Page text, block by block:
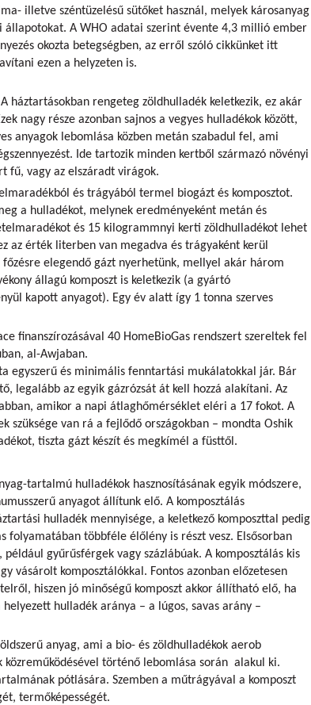
illetve széntüzelésű sütőket használ, melyek károsanyag
állapotokat. A WHO adatai szerint évente 4,3 millió ember
okozta betegségben, az erről szóló cikkünket itt
ezen a helyzeten is.
háztartásokban rengeteg zöldhulladék keletkezik, ez akár
nagy része azonban sajnos a vegyes hulladékok között,
anyagok lebomlása közben metán szabadul fel, ami
Ide tartozik minden kertből származó növényi
fű, vagy az elszáradt virágok.
és trágyából termel biogázt és komposztot.
a hulladékot, melynek eredményeként metán és
és 15 kilogrammnyi kerti zöldhulladékot lehet
az érték literben van megadva és trágyaként kerül
elegendő gázt nyerhetünk, mellyel akár három
állagú komposzt is keletkezik (a gyártó
kapott anyagot). Egy év alatt így 1 tonna szerves
finanszírozásával 40 HomeBioGas rendszert szereltek fel
al-Awjaban.
egyszerű és minimális fenntartási mukálatokkal jár. Bár
legalább az egyik gázrózsát át kell hozzá alakítani. Az
amikor a napi átlaghőmérséklet eléri a 17 fokot. A
szüksége van rá a fejlődő országokban – mondta Oshik
tiszta gázt készít és megkímél a füsttől.
tartalmú hulladékok hasznosításának egyik módszere,
anyagot állítunk elő. A komposztálás
hulladék mennyisége, a keletkező komposzttal pedig
folyamatában többféle élőlény is részt vesz. Elsősorban
gyűrűsférgek vagy százlábúak. A komposztálás kis
vásárolt komposztálókkal. Fontos azonban előzetesen
hiszen jó minőségű komposzt akkor állítható elő, ha
hulladék aránya – a lúgos, savas arány –
anyag, ami a bio- és zöldhulladékok aerob
történő lebomlása során alakul ki.
pótlására. Szemben a műtrágyával a komposzt
termőképességét.